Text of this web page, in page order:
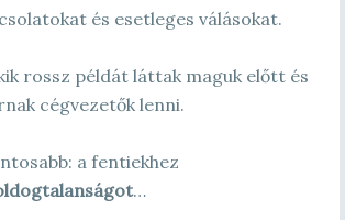
és esetleges válásokat.
rossz példát láttak maguk előtt és
cégvezetők lenni.
a fentiekhez
…